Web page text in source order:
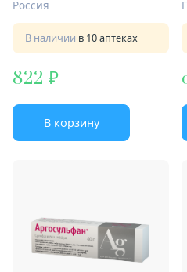
Россия
В наличии в 10 аптеках
822
В корзину